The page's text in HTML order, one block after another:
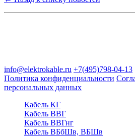
info@elektrokable.ru +7(495)798-04-13
Политика конфиденциальности
персональных данных
Кабель КГ
Кабель ВВГ
Кабель ВВГнг
Кабель ВБбШв, ВБШв